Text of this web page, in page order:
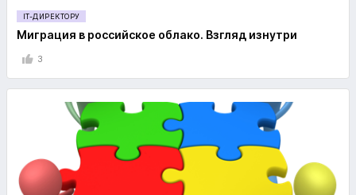
IT-ДИРЕКТОРУ
Миграция в российское облако. Взгляд изнутри
3